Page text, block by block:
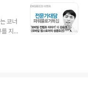
해 제언을 해 보았다. 원
. 아래는 해당 원고의 전문
이 저작권보호를 위한
코너
지
에
꽤 흘
운데